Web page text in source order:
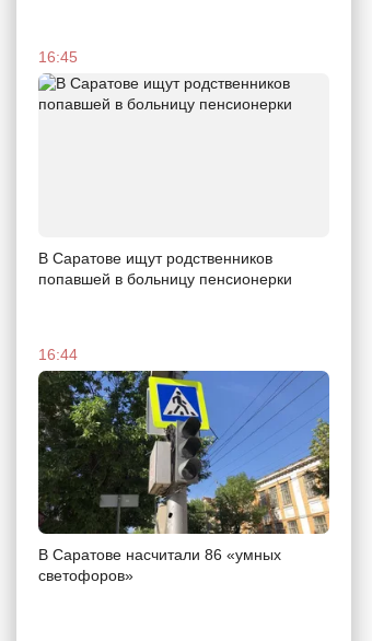
16:45
В Саратове ищут родственников
попавшей в больницу пенсионерки
16:44
В Саратове насчитали 86 «умных
светофоров»